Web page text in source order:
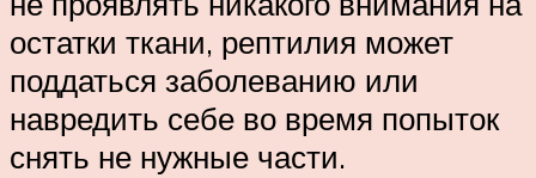
остатки ткани, рептилия может
поддаться заболеванию или
навредить себе во время попыток
снять не нужные части.